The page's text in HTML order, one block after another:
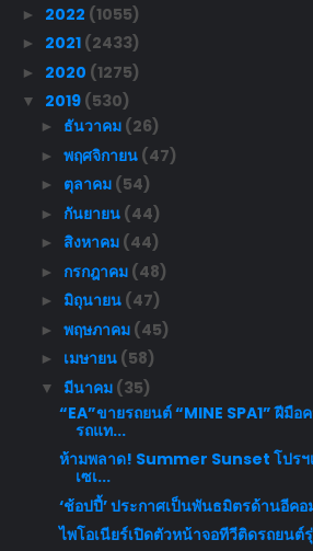
► 2022 (1055)
► 2021 (2433)
► 2020 (1275)
▼ 2019 (530)
► ธันวาคม (26)
► พฤศจิกายน (47)
► ตุลาคม (54)
► กันยายน (44)
► สิงหาคม (44)
► กรกฎาคม (48)
► มิถุนายน (47)
► พฤษภาคม (45)
► เมษายน (58)
▼ มีนาคม (35)
“EA”ขายรถยนต์ “MINE SPA1” ฝีมื
รถแท...
ห้ามพลาด! Summer Sunset โปรฯ
เซเ...
‘ช้อปปี้’ ประกาศเป็นพันธมิตรด้านอีคอ
ไพโอเนียร์เปิดตัวหน้าจอทีวีติดรถยนต์